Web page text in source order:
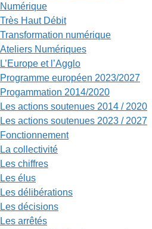
Numérique
Très Haut Débit
Transformation numérique
Ateliers Numériques
L’Europe et l’Agglo
Programme européen 2023/2027
Progammation 2014/2020
Les actions soutenues 2014 / 2020
Les actions soutenues 2023 / 2027
Fonctionnement
La collectivité
Les chiffres
Les élus
Les délibérations
Les décisions
Les arrêtés